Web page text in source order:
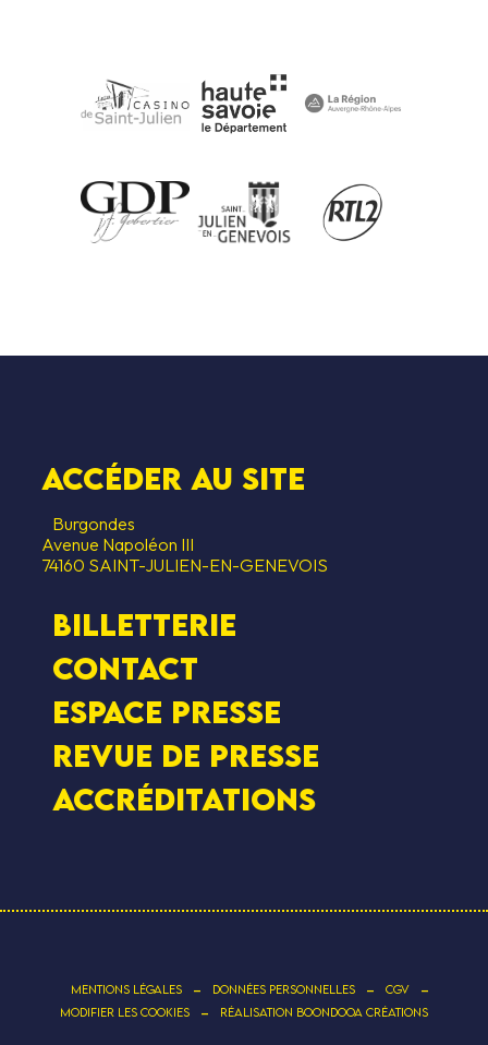
Accéder au SITE
Burgondes
Avenue Napoléon III
74160 SAINT-JULIEN-EN-GENEVOIS
Billetterie
Contact
Espace presse
Revue de presse
Accréditations
MENTIONS LÉGALES - DONNÉES PERSONNELLES - CGV -
MODIFIER LES COOKIES - RÉALISATION BOONDOOA CRÉATIONS